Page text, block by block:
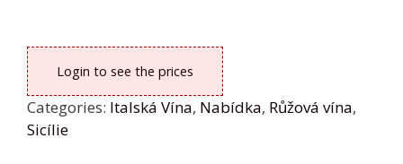
Login to see the prices
Categories: Italská Vína, Nabídka, Růžová vína,
Sicílie